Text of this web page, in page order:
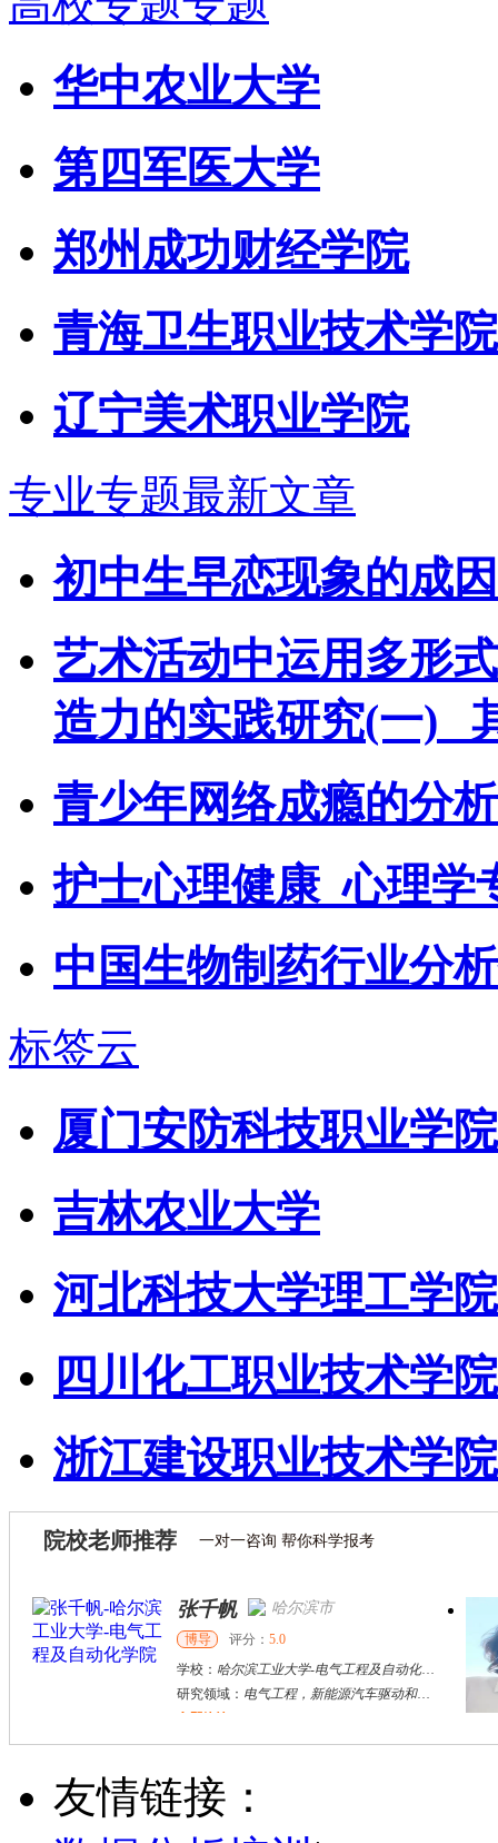
华中农业大学
第四军医大学
郑州成功财经学院
青海卫生职业技术学院
辽宁美术职业学院
专业专题最新文章
初中生早恋现象的成
艺术活动中运用多形
造力的实践研究(一) _
青少年网络成瘾的分
护士心理健康_心理学
中国生物制药行业分
标签云
厦门安防科技职业学院
吉林农业大学
河北科技大学理工学院
四川化工职业技术学院
浙江建设职业技术学院
院校老师推荐 一对一咨询 帮你科学报考
张千帆 哈尔滨市
博导 评分： 5.0
学校： 哈尔滨工业大学-电气工程及自动化学院
研究领域： 电气工程，新能源汽车驱动和充电
立即咨询
何斌锋 苏州市
其他
学校：南京大学
友情链接：